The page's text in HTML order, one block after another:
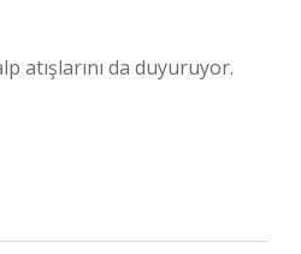
atışlarını da duyuruyor.